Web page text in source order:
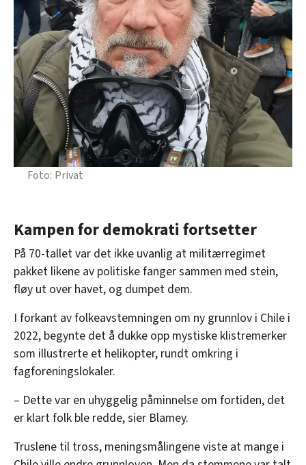
Privat
Kampen for demokrati fortsetter
På 70-tallet var det ikke uvanlig at militærregimet
pakket likene av politiske fanger sammen med stein,
fløy ut over havet, og dumpet dem.
I forkant av folkeavstemningen om ny grunnlov i Chile i
2022, begynte det å dukke opp mystiske klistremerker
som illustrerte et helikopter, rundt omkring i
fagforeningslokaler.
– Dette var en uhyggelig påminnelse om fortiden, det
er klart folk ble redde, sier Blamey.
Truslene til tross, meningsmålingene viste at mange i